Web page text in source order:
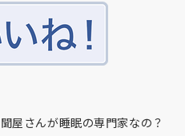
屋さんが睡眠の専門家なの？